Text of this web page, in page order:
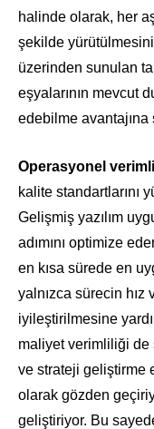
halinde olarak, her
şekilde
üzerinden sunulan
eşyalarının mevcut
edebilme avantajına
Operasyonel
kalite standartlarını
Gelişmiş yazılım
adımını optimize
en kısa sürede en
yalnızca sürecin hız
iyileştirilmesine
maliyet verimliliği de
ve strateji geliştirme
olarak gözden
geliştiriyor. Bu